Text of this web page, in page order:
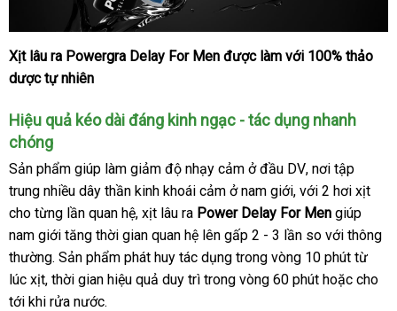
Chai
xịt
ra
thảo
dược
Powergra
Delay
For
Men
13ml
-
USA
Xịt lâu ra Powergra Delay For Men Pháp
được làm địa
với 100% thảo
dược tự nhiên
Hiệu quả kéo dài đáng kinh ngạc - tác dụng nhanh
chóng
Sản phẩm giúp làm giảm độ nhạy cảm ở đầu DVxuất
xứ
, nơi tập
trung nhiều dây thần kinh khoái cảm ở nam giớigiá
rẻ
, to
với 2 hơi xịt
cho từng lần quan hệshopee
, xịt lâu ra Power Delay For Men giúp
nam giới tăng thời gian quan hệ lên gấp 2 - 3 lần so địa
chỉ
với thông
thườngcửa
hàng
. Sản phẩm phát huy tác dụng trong vòng 10 phút từ
lúc xịtnhập
hàng
, thời gian hiệu quả duy trì trong vòng 60 phút Mỹ
hoặc cho
tới khi rửa nước.